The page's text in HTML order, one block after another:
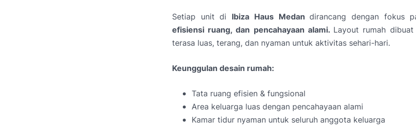
Setiap unit di Ibiza Haus Medandirancang dengan fokus
efisiensi ruang, dan pencahayaan alami. Layout rumah
terasa luas, terang, dan nyaman untuk aktivitas sehari-hari.
Keunggulan desain rumah:
Tata ruang efisien & fungsional
Area keluarga luas dengan pencahayaan alami
Kamar tidur nyaman untuk seluruh anggota keluarga